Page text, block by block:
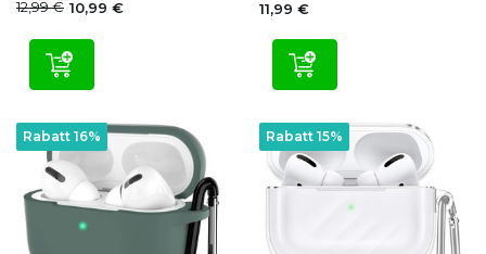
12,99 € 10,99 € 11,99 €
Rabatt 16% Rabatt 15%